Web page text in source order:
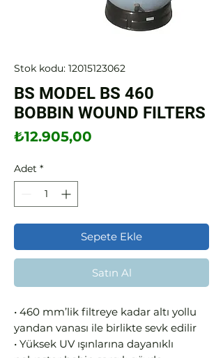
Stok kodu: 12015123062
BS MODEL BS 460
BOBBIN WOUND FILTERS
₺12.905,00
Adet *
Sepete Ekle
Satın Al
• 460 mm’lik filtreye kadar altı yollu
yandan vanası ile birlikte sevk edilir
• Yüksek UV ışınlarına dayanıklı